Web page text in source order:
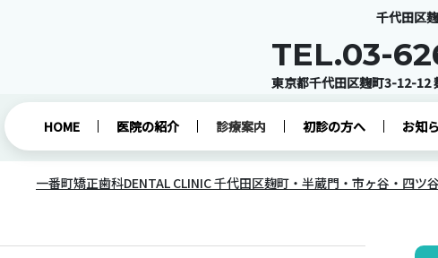
千代田区
TEL.03-
東京都千代田区麹町3-12-12
HOME 医院の紹介 診療案内 初診の方へ お知
一番町矯正歯科DENTAL CLINIC 千代田区麹町・半蔵門・市ヶ谷・四ツ